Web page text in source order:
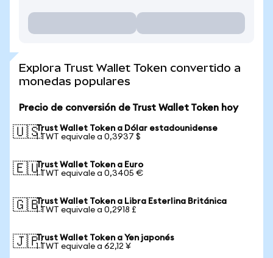
Explora Trust Wallet Token convertido a
monedas populares
Precio de conversión de Trust Wallet Token hoy
🇺🇸Trust Wallet Token a Dólar estadounidense
1 TWT equivale a 0,3937 $
🇪🇺Trust Wallet Token a Euro
1 TWT equivale a 0,3405 €
🇬🇧Trust Wallet Token a Libra Esterlina Británica
1 TWT equivale a 0,2918 £
🇯🇵Trust Wallet Token a Yen japonés
1 TWT equivale a 62,12 ¥